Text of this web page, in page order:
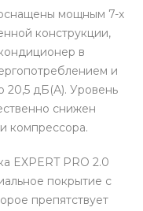
мощным 7-х
конструкции,
в
и
20,5 дБ(А). Уровень
снижен
компрессора.
EXPERT PRO 2.0
покрытие с
препятствует